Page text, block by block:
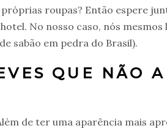
roupas? Então espere
No nosso caso, nós mesmos
sabão em pedra do Brasil).
QUE NÃO
de ter uma aparência mais